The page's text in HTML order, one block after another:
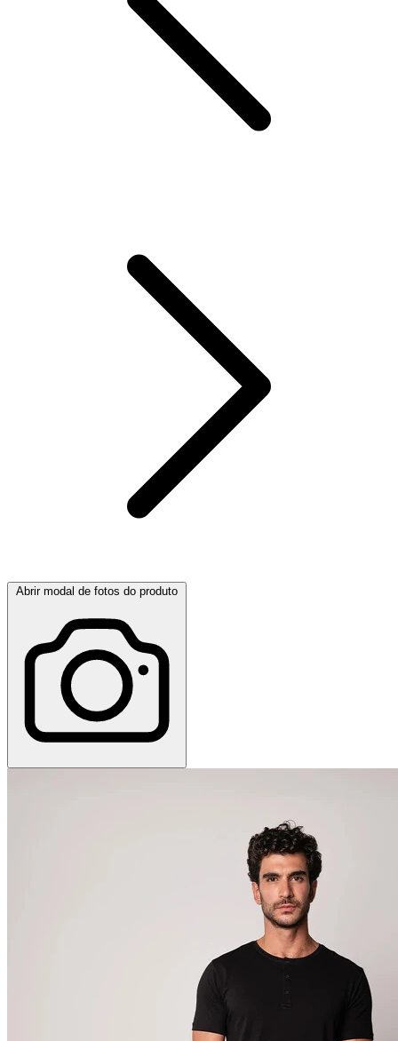
Abrir modal de fotos do produto